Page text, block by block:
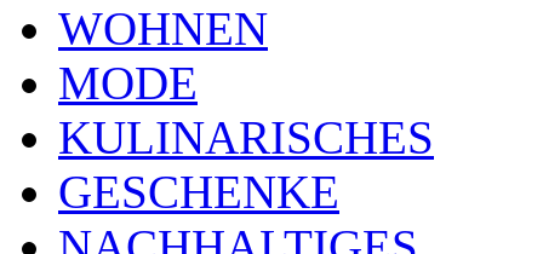
WOHNEN
MODE
KULINARISCHES
GESCHENKE